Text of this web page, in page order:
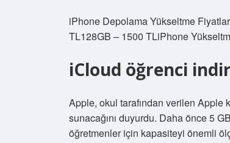
iPhone Depolama Yükseltme
TL128GB – 1500 TLiPhone
iCloud öğrenci
Apple, okul tarafından verilen
sunacağını duyurdu. Daha önce 5
öğretmenler için kapasiteyi önemli